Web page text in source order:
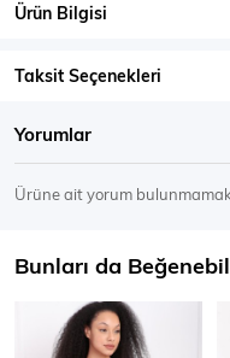
Ürün Bilgisi
Taksit Seçenekleri
Yorumlar
Ürüne ait yorum
Bunları da